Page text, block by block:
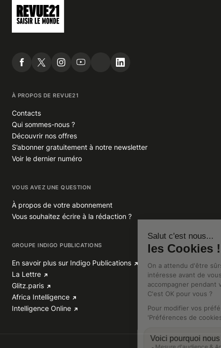
À PROPOS DE REVUE21
Contacts
Qui sommes-nous ?
Découvrir nos offres
S’abonner gratuitement à notre newsletter
Voir le dernier numéro
VOUS AVEZ UNE QUESTION
À propos de votre abonnement
Vous souhaitez écrire à la rédaction ?
GROUPE INDIGO PUBLICATIONS
En savoir plus sur Indigo Publications
La Lettre
Glitz.paris
Africa Intelligence
Intelligence Online